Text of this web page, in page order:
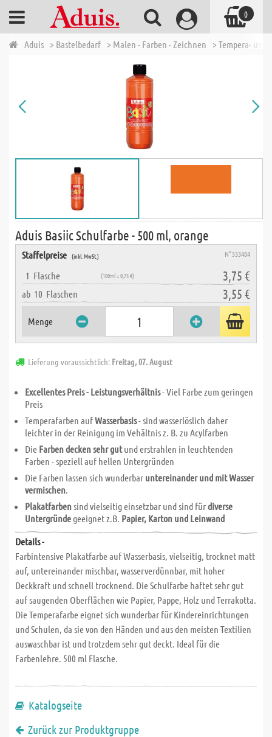
Aduis > Bastelbedarf > Malen - Farben - Zeichnen > Tempera-
Aduis Basiic Schulfarbe - 500 ml, orange
Staffelpreise (inkl. MwSt.) N° 533404
1 Flasche (100ml = 0,75 €) 3,75 €
ab 10 Flaschen 3,55 €
Menge
Lieferung voraussichtlich: Freitag, 07. August
Excellentes Preis - Leistungsverhältnis- Viel Farbe zum geringen
Preis
Temperafarben aufWasserbasis- sind wasserlöslich daher
leichter in der Reinigung im Vehältnis z. B. zu Acylfarben
Die Farben decken sehr gutund erstrahlen in leuchtenden
Farben - speziell auf hellen Untergründen
Die Farben lassen sich wunderbar untereinander und mit Wasser
vermischen.
Plakatfarbensind vielseitig einsetzbar und sind fürdiverse
Untergründegeeignet z.B. Papier, Karton und Leinwand
Details -
Farbintensive Plakatfarbe auf Wasserbasis, vielseitig, trocknet matt
auf, untereinander mischbar, wasserverdünnbar, mit hoher
Deckkraft und schnell trocknend. Die Schulfarbe haftet sehr gut
auf saugenden Oberflächen wie Papier, Pappe, Holz und Terrakotta.
Die Temperafarbe eignet sich wunderbar für Kindereinrichtungen
und Schulen, da sie von den Händen und aus den meisten Textilien
auswaschbar ist und trotzdem sehr gut deckt. Ideal für die
Farbenlehre. 500 ml Flasche.
Katalogseite
Zurück zur Produktgruppe
0